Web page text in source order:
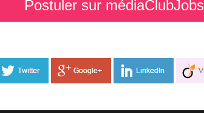
Postuler sur médiaClubJobs